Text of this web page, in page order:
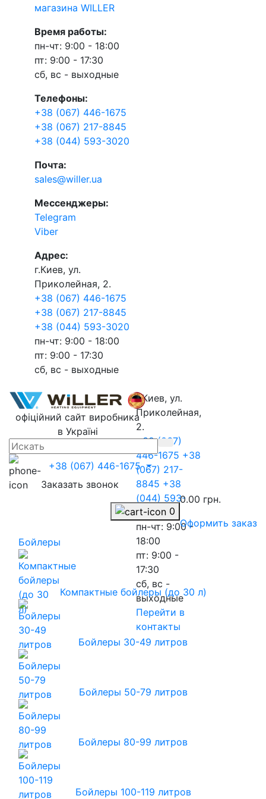
магазина WILLER
Время работы:
пн-чт: 9:00 - 18:00
пт: 9:00 - 17:30
сб, вс - выходные
Телефоны:
+38 (067) 446-1675
+38 (067) 217-8845
+38 (044) 593-3020
Почта:
sales@willer.ua
Мессенджеры:
Telegram
Viber
Адрес:
г.Киев, ул.
Приколейная, 2.
+38 (067) 446-1675
+38 (067) 217-8845
+38 (044) 593-3020
пн-чт: 9:00 - 18:00
пт: 9:00 - 17:30
сб, вс - выходные
г.Киев, ул.
Приколейная,
2.
+38 (067)
446-1675 +38
(067) 217-
8845 +38
(044) 593-
3020
пн-чт: 9:00 -
18:00
пт: 9:00 -
17:30
сб, вс -
выходные
Перейти в
контакты
офіційний сайт виробника
в Україні
+38 (067) 446-1675
Заказать звонок
0
0.00 грн.
Оформить заказ
Бойлеры
Компактные бойлеры (до 30 л)
Бойлеры 30-49 литров
Бойлеры 50-79 литров
Бойлеры 80-99 литров
Бойлеры 100-119 литров